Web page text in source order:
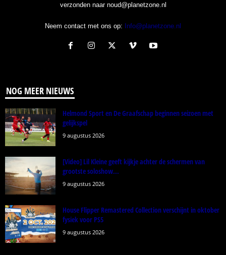
verzonden naar noud@planetzone.nl
Neem contact met ons op: Info@planetzone.nl
NOG MEER NIEUWS
Helmond Sport en De Graafschap beginnen seizoen met
gelijkspel
9 augustus 2026
[Video] Lil Kleine geeft kijkje achter de schermen van
grootste soloshow...
9 augustus 2026
House Flipper Remastered Collection verschijnt in oktober
fysiek voor PS5
9 augustus 2026